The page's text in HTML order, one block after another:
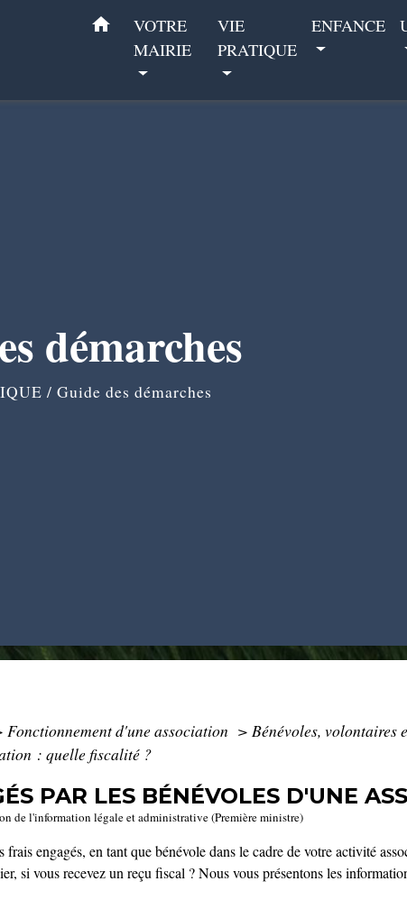
home
VOTRE
MAIRIE
VIE
PRATIQUE
ENFANCE
démarches
/ Guide des démarches
Fonctionnement d'une association > Bénévoles, volontaires
: quelle fiscalité ?
PAR LES BÉNÉVOLES D'UNE
de l'information légale et administrative (Première ministre)
frais engagés, en tant que bénévole dans le cadre de votre activité
si vous recevez un reçu fiscal ? Nous vous présentons les